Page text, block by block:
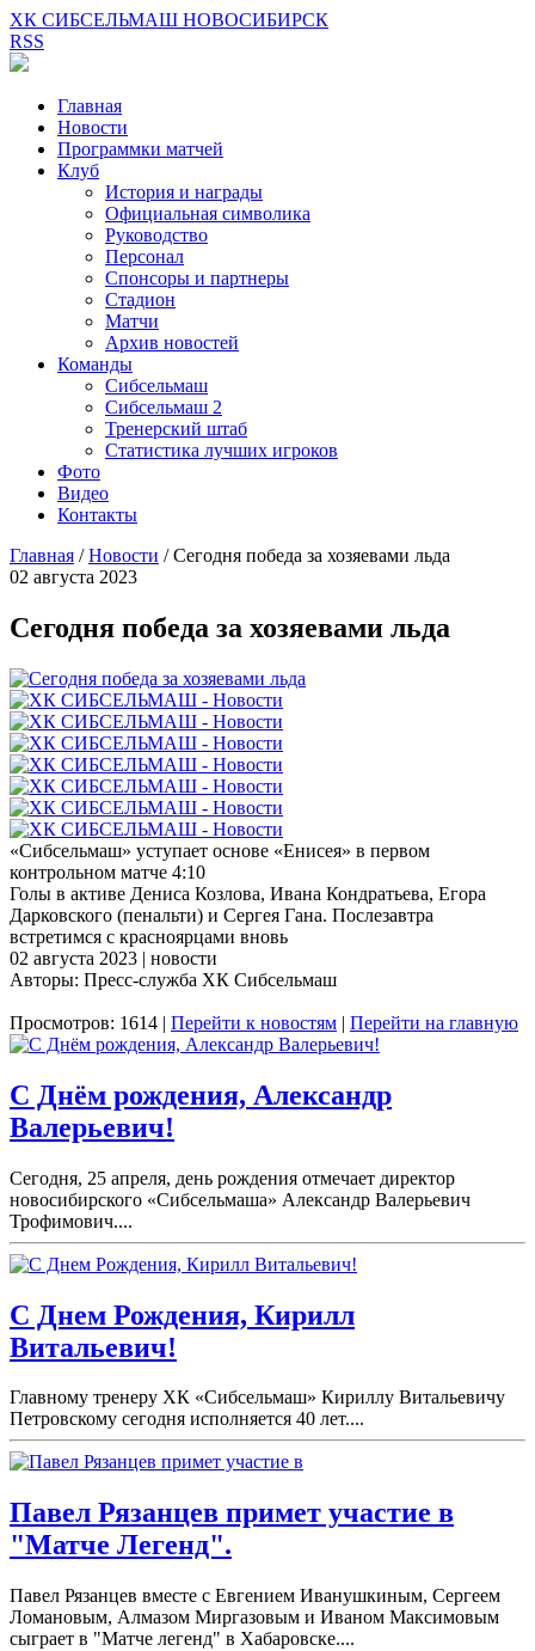
ХК СИБСЕЛЬМАШ НОВОСИБИРСК
RSS
Главная
Новости
Программки матчей
Клуб
История и награды
Официальная символика
Руководство
Персонал
Спонсоры и партнеры
Стадион
Матчи
Архив новостей
Команды
Сибсельмаш
Сибсельмаш 2
Тренерский штаб
Статистика лучших игроков
Фото
Видео
Контакты
Главная /Новости /Cегодня победа за хозяевами льда
02 августа 2023
Cегодня победа за хозяевами льда
«Сибсельмаш» уступает основе «Енисея» в первом
контрольном матче 4:10
Голы в активе Дениса Козлова, Ивана Кондратьева, Егора
Дарковского (пенальти) и Сергея Гана. Послезавтра
встретимся с красноярцами вновь
02 августа 2023 | новости
Авторы: Пресс-служба ХК Сибсельмаш
Просмотров: 1614 | Перейти к новостям | Перейти на главную
С Днём рождения, Александр
Валерьевич!
Сегодня, 25 апреля, день рождения отмечает директор
новосибирского «Сибсельмаша» Александр Валерьевич
Трофимович....
С Днем Рождения, Кирилл
Витальевич!
Главному тренеру ХК «Сибсельмаш» Кириллу Витальевичу
Петровскому сегодня исполняется 40 лет....
Павел Рязанцев примет участие в
"Матче Легенд".
Павел Рязанцев вместе с Евгением Иванушкиным, Сергеем
Ломановым, Алмазом Миргазовым и Иваном Максимовым
сыграет в "Матче легенд" в Хабаровске....